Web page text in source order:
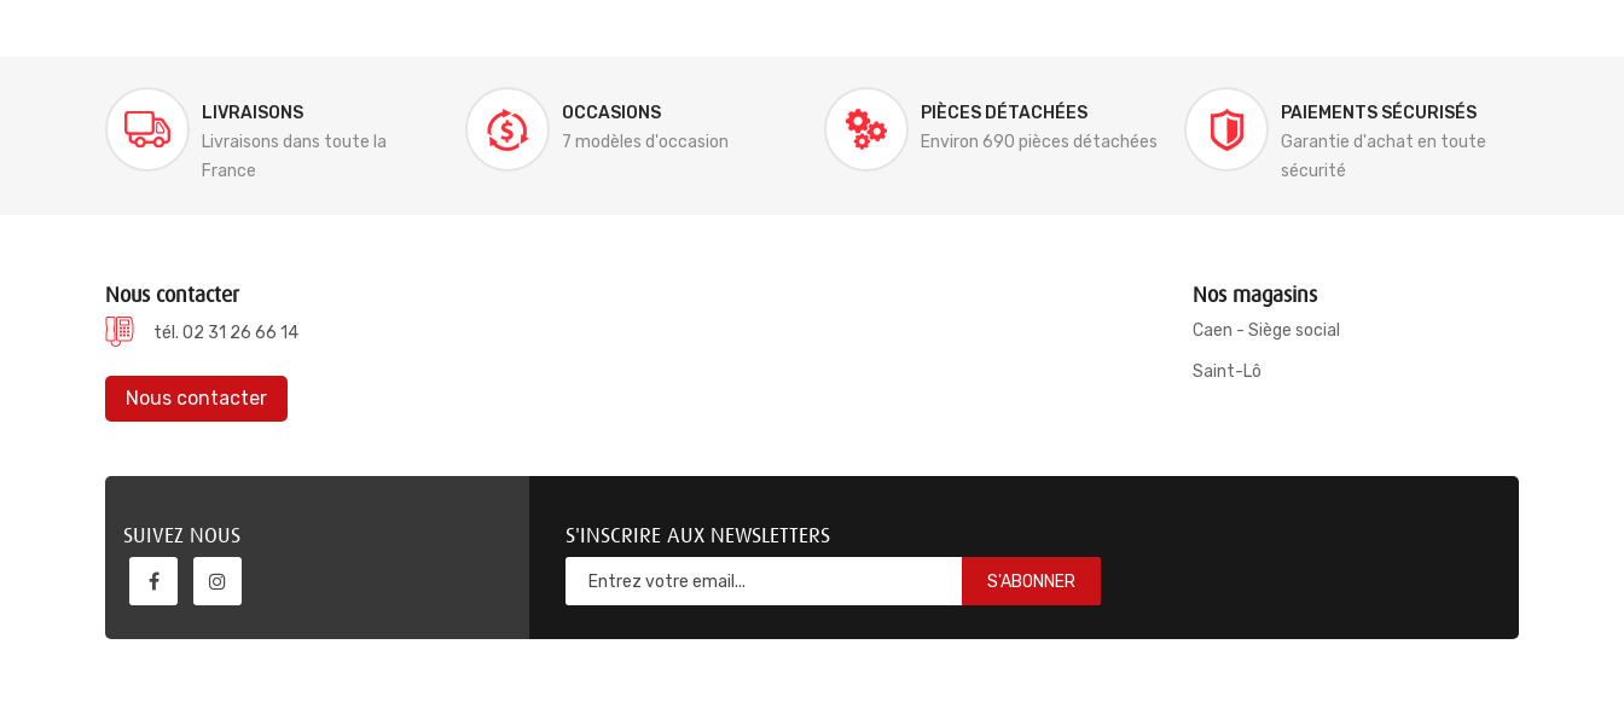
LIVRAISONS
Livraisons dans toute la
France
OCCASIONS
7 modèles d'occasion
PIÈCES DÉTACHÉES
Environ 690 pièces détachées
PAIEMENTS SÉCURISÉS
Garantie d'achat en toute
sécurité
Nous contacter
tél. 02 31 26 66 14
Nous contacter
Nos magasins
Caen - Siège social
Saint-Lô
SUIVEZ NOUS S'INSCRIRE AUX NEWSLETTERS
S'ABONNER